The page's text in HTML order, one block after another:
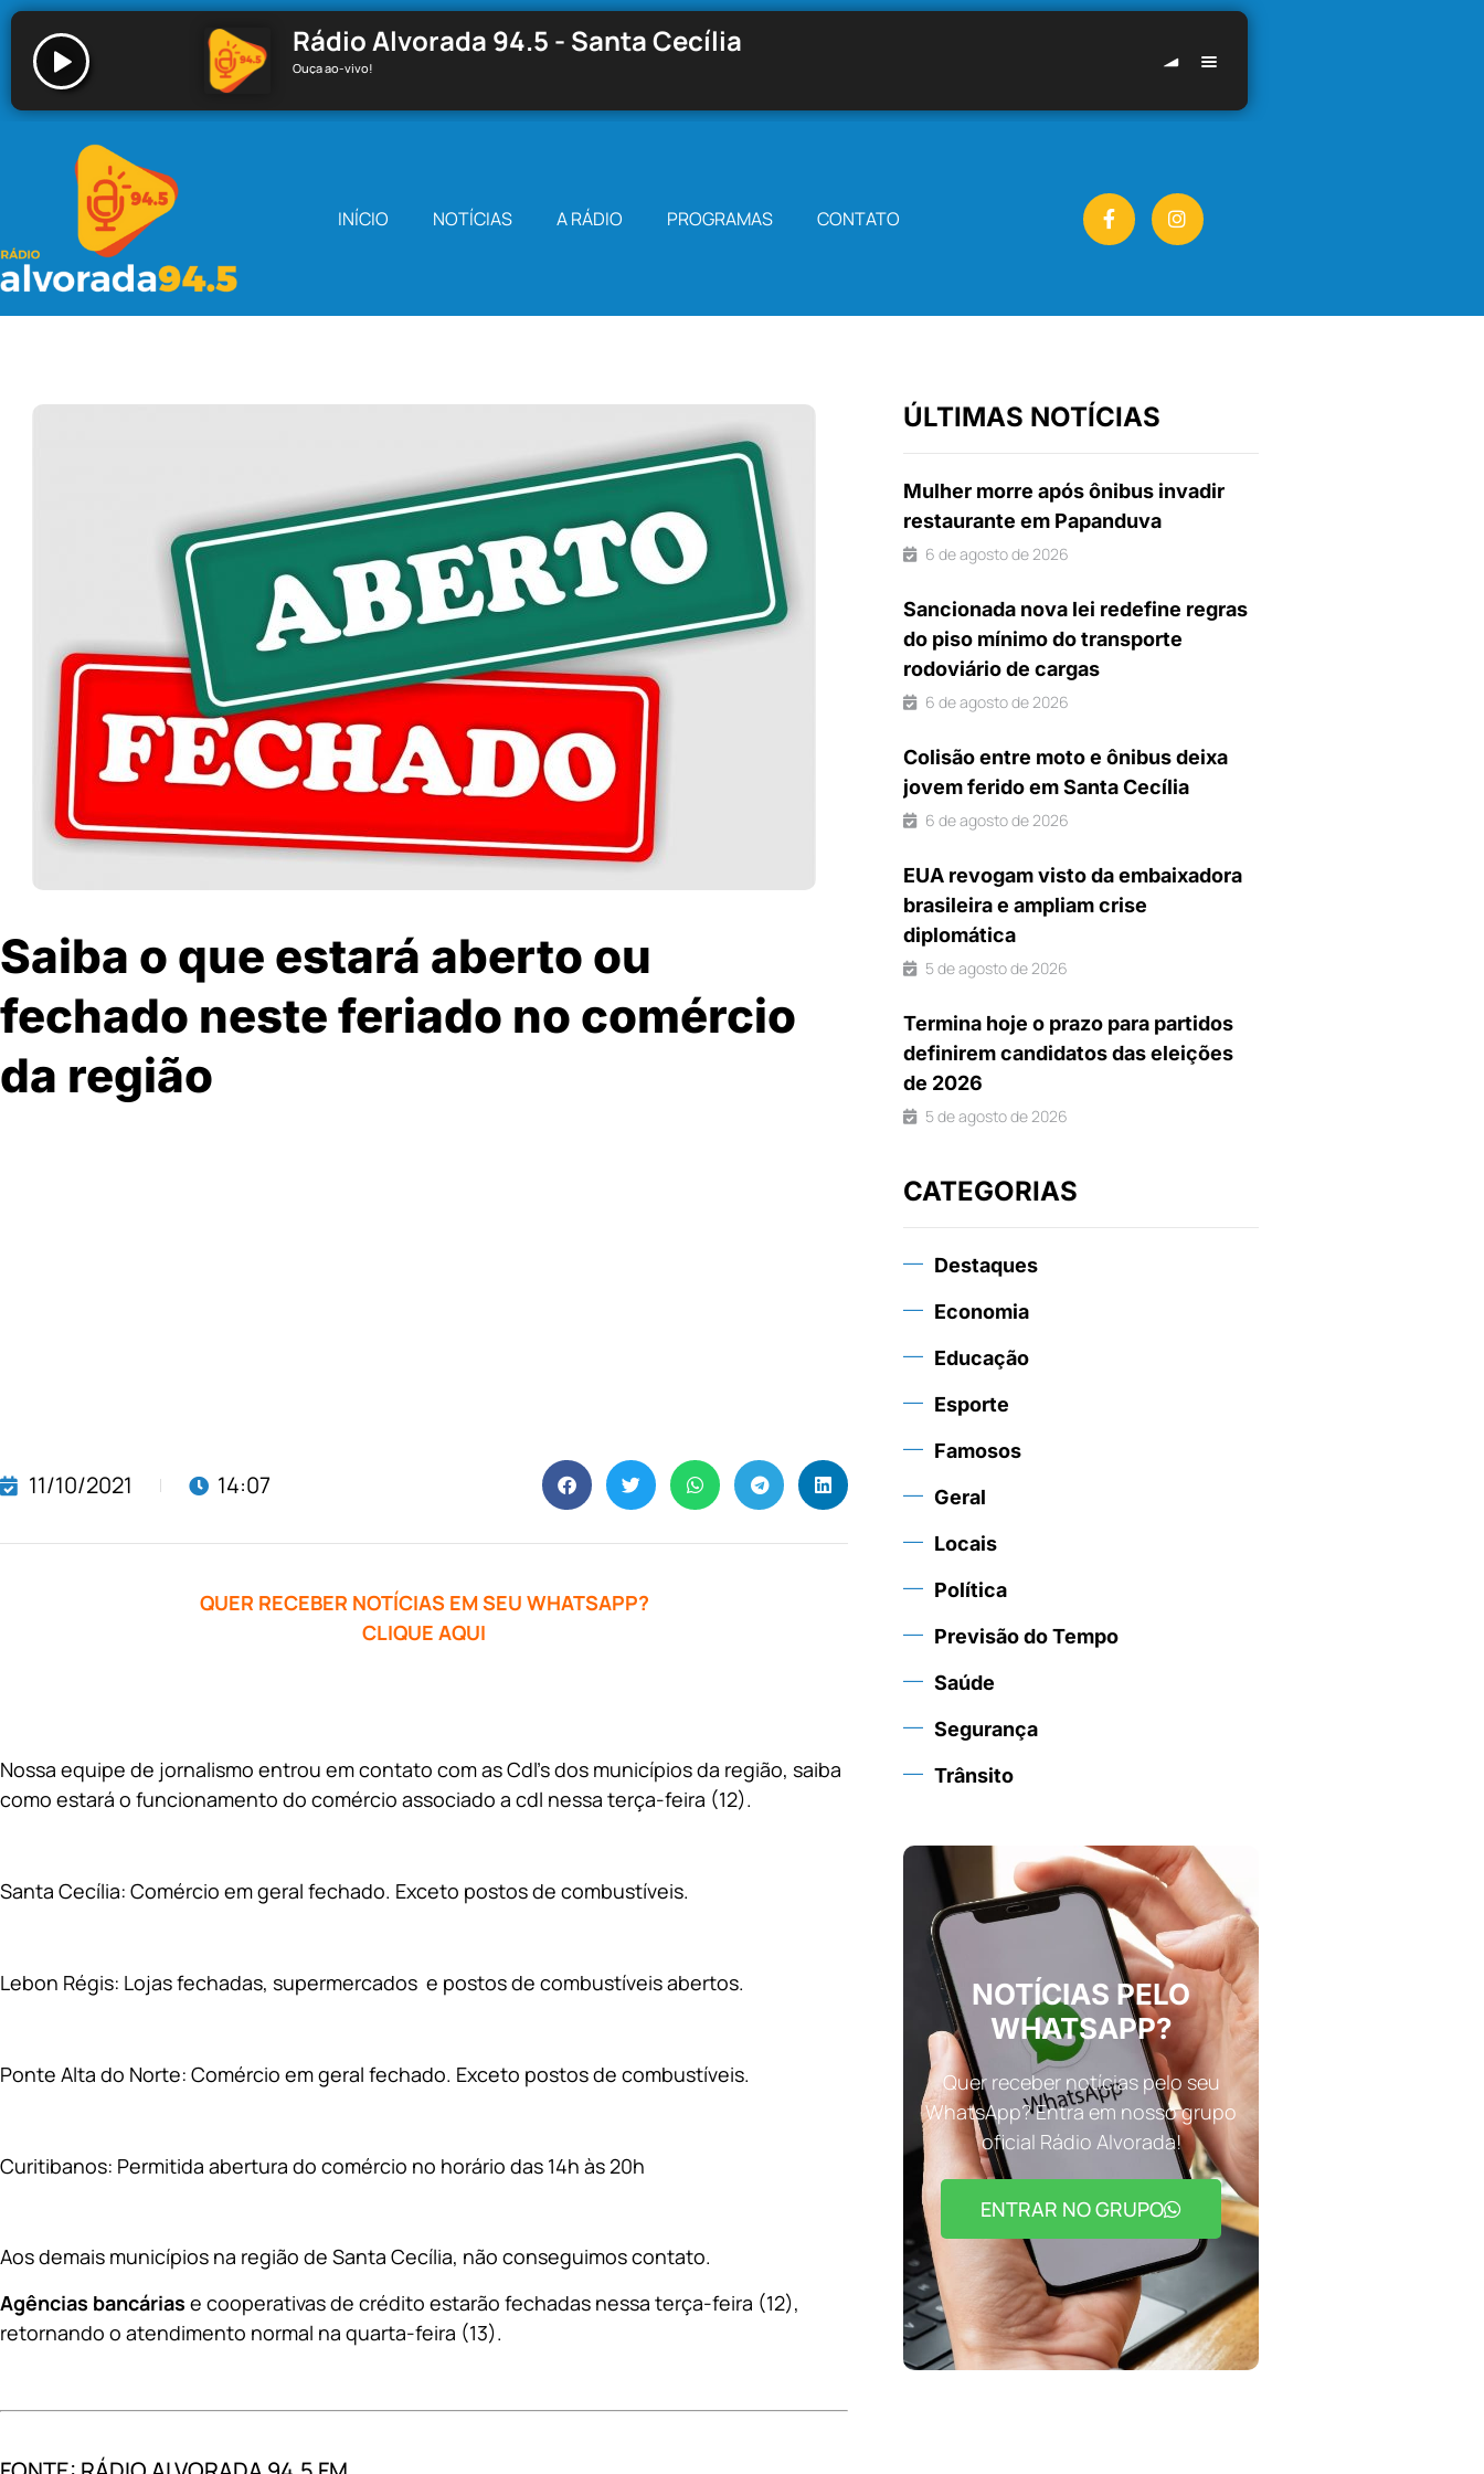
Rádio Alvorada 94.5 - Santa Cecília
Ouça ao-vivo!
Rádio Alvorada 94.5 - Santa Cecília
INÍCIO NOTÍCIAS A RÁDIO PROGRAMAS CONTATO
Saiba o que estará aberto ou
fechado neste feriado no comércio
da região
11/10/2021 14:07
QUER RECEBER NOTÍCIAS EM SEU WHATSAPP?
CLIQUE AQUI
Nossa equipe de jornalismo entrou em contato com as Cdl’s dos municípios da região, saiba
como estará o funcionamento do comércio associado a cdl nessa terça-feira (12).
Santa Cecília: Comércio em geral fechado. Exceto postos de combustíveis.
Lebon Régis: Lojas fechadas, supermercados e postos de combustíveis abertos.
Ponte Alta do Norte: Comércio em geral fechado. Exceto postos de combustíveis.
Curitibanos: Permitida abertura do comércio no horário das 14h às 20h
Aos demais municípios na região de Santa Cecília, não conseguimos contato.
Agências bancárias e cooperativas de crédito estarão fechadas nessa terça-feira (12),
retornando o atendimento normal na quarta-feira (13).
ÚLTIMAS NOTÍCIAS
Mulher morre após ônibus invadir
restaurante em Papanduva
6 de agosto de 2026
Sancionada nova lei redefine regras
do piso mínimo do transporte
rodoviário de cargas
6 de agosto de 2026
Colisão entre moto e ônibus deixa
jovem ferido em Santa Cecília
6 de agosto de 2026
EUA revogam visto da embaixadora
brasileira e ampliam crise
diplomática
5 de agosto de 2026
Termina hoje o prazo para partidos
definirem candidatos das eleições
de 2026
5 de agosto de 2026
CATEGORIAS
Destaques
Economia
Educação
Esporte
Famosos
Geral
Locais
Política
Previsão do Tempo
Saúde
Segurança
Trânsito
NOTÍCIAS PELO
WHATSAPP?
Quer receber notícias pelo seu
WhatsApp? Entra em nosso grupo
oficial Rádio Alvorada!
ENTRAR NO GRUPO